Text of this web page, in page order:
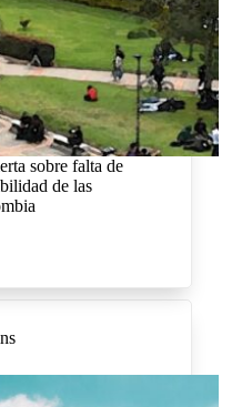
sobre falta de
de las